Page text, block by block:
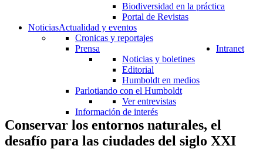
Biodiversidad en la práctica
Portal de Revistas
NoticiasActualidad y eventos
Cronicas y reportajes
Prensa
Noticias y boletines
Editorial
Humboldt en medios
Parlotiando con el Humboldt
Ver entrevistas
Información de interés
Intranet
Conservar los entornos naturales, el
desafío para las ciudades del siglo XXI